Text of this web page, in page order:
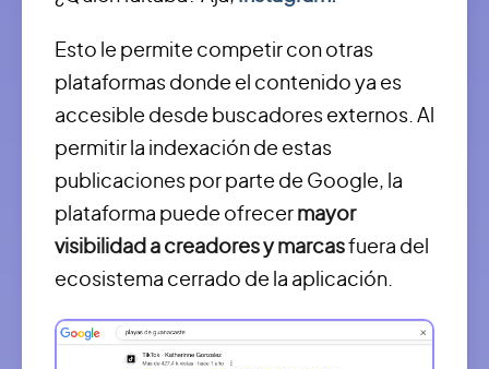
Esto le permite competir con otras
plataformas donde el contenido ya es
accesible desde buscadores externos. Al
permitir la indexación de estas
publicaciones por parte de Google, la
plataforma puede ofrecer mayor
visibilidad a creadores y marcasfuera del
ecosistema cerrado de la aplicación.